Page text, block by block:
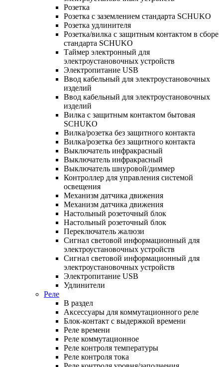
Розетка
Розетка с заземлением стандарта SCHUKO
Розетка удлинителя
Розетка/вилка с защитным контактом в сборе
стандарта SCHUKO
Таймер электронный для
электроустановочных устройств
Электропитание USB
Ввод кабельный для электроустановочных
изделий
Ввод кабельный для электроустановочных
изделий
Вилка с защитным контактом бытовая
SCHUKO
Вилка/розетка без защитного контакта
Вилка/розетка без защитного контакта
Выключатель инфракрасный
Выключатель инфракрасный
Выключатель шнуровой/диммер
Контроллер для управления системой
освещения
Механизм датчика движения
Механизм датчика движения
Настольный розеточный блок
Настольный розеточный блок
Переключатель жалюзи
Сигнал световой информационный для
электроустановочных устройств
Сигнал световой информационный для
электроустановочных устройств
Электропитание USB
Удлинители
Реле
В раздел
Аксессуары для коммутационного реле
Блок-контакт с выдержкой времени
Реле времени
Реле коммутационное
Реле контроля температуры
Реле контроля тока